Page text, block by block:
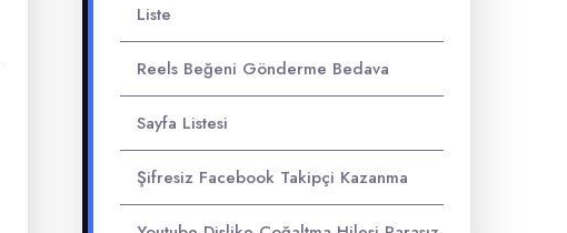
Liste
Reels Beğeni Gönderme Bedava
Sayfa Listesi
Şifresiz Facebook Takipçi Kazanma